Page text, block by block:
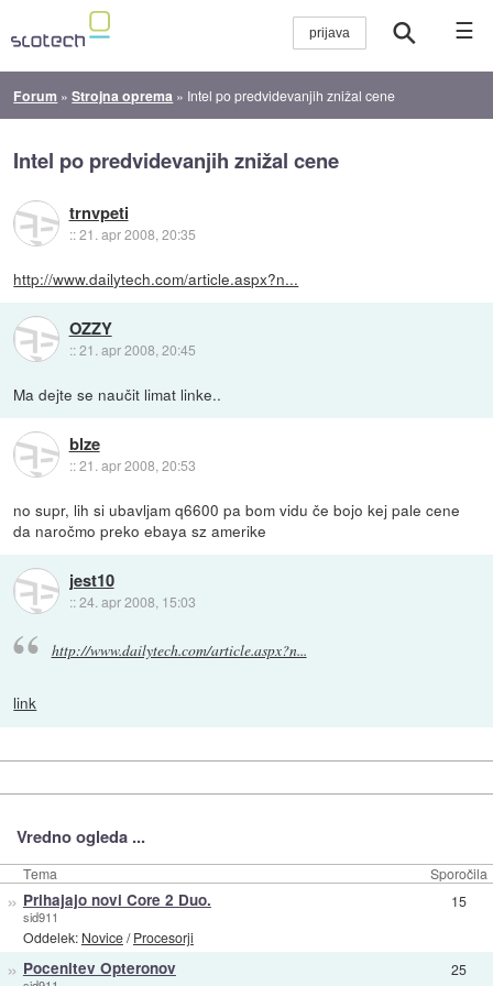
☰
Forum »Strojna oprema » Intel po predvidevanjih znižal cene
Intel po predvidevanjih znižal cene
trnvpeti
::21. apr 2008, 20:35
http://www.dailytech.com/article.aspx?n...
OZZY
::21. apr 2008, 20:45
Ma dejte se naučit limat linke..
blze
::21. apr 2008, 20:53
no supr, lih si ubavljam q6600 pa bom vidu če bojo kej pale cene
da naročmo preko ebaya sz amerike
jest10
::24. apr 2008, 15:03
http://www.dailytech.com/article.aspx?n...
link
Vredno ogleda ...
Tema Sporočila
» Prihajajo novi Core 2 Duo.
sid911
Oddelek: Novice/Procesorji
15
» Pocenitev Opteronov 25